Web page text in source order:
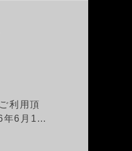
利用頂
年6月1…